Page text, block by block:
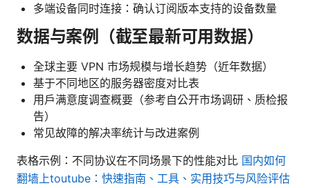
多端设备同时连接：确认订阅版本支持的设备数量
数据与案例（截至最新可用数据）
全球主要 VPN 市场规模与增长趋势（近年数据）
基于不同地区的服务器密度对比表
用户满意度调查概要（参考自公开市场调研、质检报
告）
常见故障的解决率统计与改进案例
表格示例：不同协议在不同场景下的性能对比 国内如何
翻墙上toutube：快速指南、工具、实用技巧与风险评估